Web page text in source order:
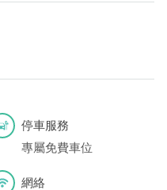
停車服務
專屬免費車位
網絡